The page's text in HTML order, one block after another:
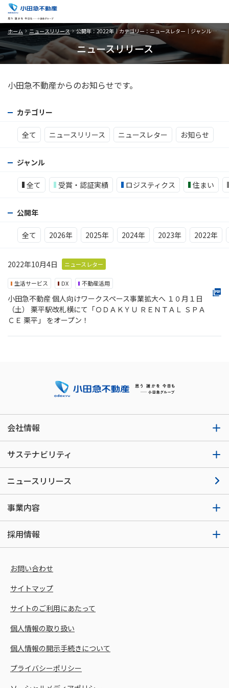
ホーム ニュースリリース 公開年：2022年｜カテゴリー：ニュースレター｜ジャンル：不動産活用
ニュースリリース
小田急不動産からのお知らせです。
カテゴリー
全て ニュースリリース ニュースレター お知らせ
ジャンル
全て 受賞・認証実績 ロジスティクス 住まい
公開年
全て 2026年 2025年 2024年 2023年 2022年
2022年10月4日 ニュースレター
生活サービス DX 不動産活用
小田急不動産 個人向けワークスペース事業拡大へ １０月１日
（土） 栗平駅改札横にて「ＯＤＡＫＹＵ ＲＥＮＴＡＬ ＳＰＡ
ＣＥ 栗平」 をオープン！
会社情報
サステナビリティ
ニュースリリース
事業内容
採用情報
お問い合わせ
サイトマップ
サイトのご利用にあたって
個人情報の取り扱い
個人情報の開示手続きについて
プライバシーポリシー